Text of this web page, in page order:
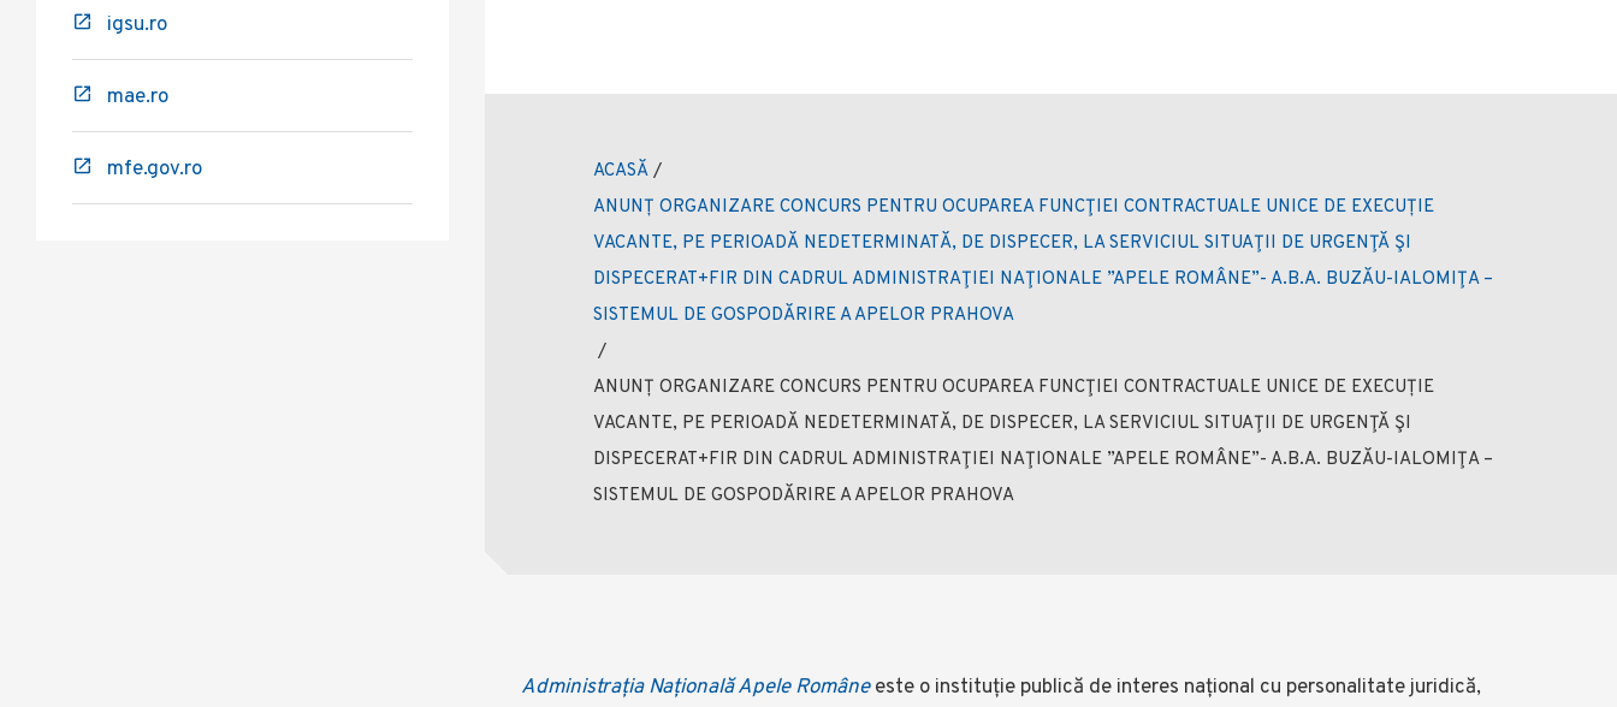
ACASĂ /
ANUNȚ ORGANIZARE CONCURS PENTRU OCUPAREA FUNCŢIEI CONTRACTUALE UNICE DE EXECUȚIE
VACANTE, PE PERIOADĂ NEDETERMINATĂ, DE DISPECER, LA SERVICIUL SITUAŢII DE URGENŢĂ ŞI
DISPECERAT+FIR DIN CADRUL ADMINISTRAŢIEI NAŢIONALE ”APELE ROMÂNE”- A.B.A. BUZĂU-IALOMIŢA –
SISTEMUL DE GOSPODĂRIRE A APELOR PRAHOVA
/
ANUNȚ ORGANIZARE CONCURS PENTRU OCUPAREA FUNCŢIEI CONTRACTUALE UNICE DE EXECUȚIE
VACANTE, PE PERIOADĂ NEDETERMINATĂ, DE DISPECER, LA SERVICIUL SITUAŢII DE URGENŢĂ ŞI
DISPECERAT+FIR DIN CADRUL ADMINISTRAŢIEI NAŢIONALE ”APELE ROMÂNE”- A.B.A. BUZĂU-IALOMIŢA –
SISTEMUL DE GOSPODĂRIRE A APELOR PRAHOVA
igsu.ro
mae.ro
mfe.gov.ro
Administrația Națională Apele Româneeste o instituție publică de interes național cu personalitate juridică,